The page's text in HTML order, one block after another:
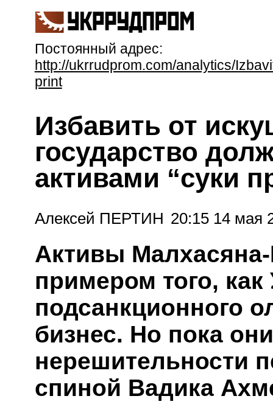
Постоянный адрес:
http://ukrrudprom.com/analytics/
print
Избавить от
государство
активами “суки
Алексей ПЕРТИН 20:15 14 мая
Активы Малхасяна-
примером того,
подсанкционного
бизнес. Но пока
нерешительности
спиной Вадика